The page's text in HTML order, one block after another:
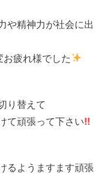
や精神力が社会に出
疲れ様でした
り替えて
て頑張って下さい!!
るようますます頑張